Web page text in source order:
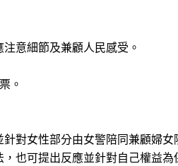
意細節及兼顧人民感受。
。
對女性部分由女警陪同兼顧婦女
也可提出反應並針對自己權益為